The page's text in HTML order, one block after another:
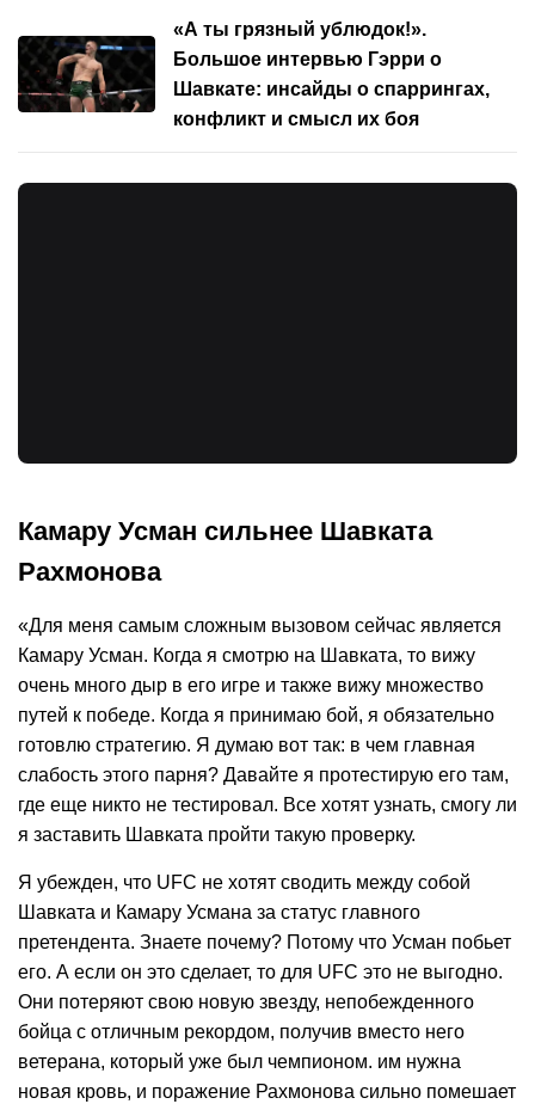
«А ты грязный ублюдок!».
Большое интервью Гэрри о
Шавкате: инсайды о спаррингах,
конфликт и смысл их боя
Камару Усман сильнее Шавката
Рахмонова
«Для меня самым сложным вызовом сейчас является
Камару Усман. Когда я смотрю на Шавката, то вижу
очень много дыр в его игре и также вижу множество
путей к победе. Когда я принимаю бой, я обязательно
готовлю стратегию. Я думаю вот так: в чем главная
слабость этого парня? Давайте я протестирую его там,
где еще никто не тестировал. Все хотят узнать, смогу ли
я заставить Шавката пройти такую проверку.
Я убежден, что UFC не хотят сводить между собой
Шавката и Камару Усмана за статус главного
претендента. Знаете почему? Потому что Усман побьет
его. А если он это сделает, то для UFC это не выгодно.
Они потеряют свою новую звезду, непобежденного
бойца с отличным рекордом, получив вместо него
ветерана, который уже был чемпионом. им нужна
новая кровь, и поражение Рахмонова сильно помешает